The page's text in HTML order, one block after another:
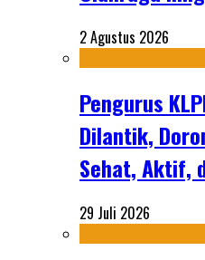
2 Agustus 2026
Pengurus
Dilantik,
Sehat, Aktif,
29 Juli 2026